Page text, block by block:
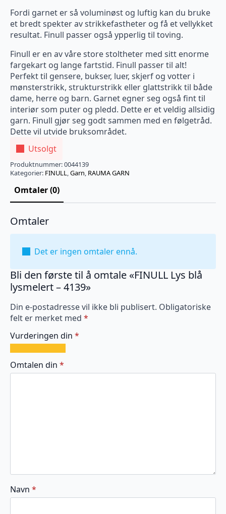
Fordi garnet er så voluminøst og luftig kan du bruke
et bredt spekter av strikkefastheter og få et vellykket
resultat. Finull passer også ypperlig til toving.
Finull er en av våre store stoltheter med sitt enorme
fargekart og lange fartstid. Finull passer til alt!
Perfekt til gensere, bukser, luer, skjerf og votter i
mønsterstrikk, strukturstrikk eller glattstrikk til både
dame, herre og barn. Garnet egner seg også fint til
interiør som puter og pledd. Dette er et veldig allsidig
garn. Finull gjør seg godt sammen med en følgetråd.
Dette vil utvide bruksområdet.
Utsolgt
Produktnummer:0044139
Kategorier: FINULL,Garn, RAUMA GARN
Omtaler (0)
Omtaler
Det er ingen omtaler ennå.
Bli den første til å omtale «FINULL Lys blå
lysmelert – 4139»
Din e-postadresse vil ikke bli publisert. Obligatoriske
felt er merket med *
Vurderingen din *
av
5
av
5
av
5
av
5
av
5
Omtalen din *
Navn *